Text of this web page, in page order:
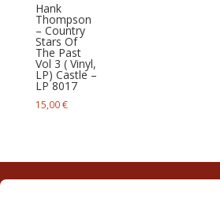
Hank
Thompson
– Country
Stars Of
The Past
Vol 3 ( Vinyl,
LP) Castle –
LP 8017
15,00€